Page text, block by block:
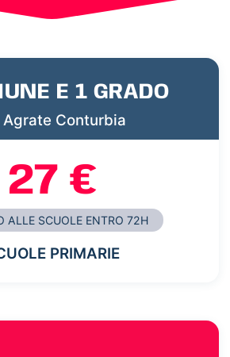
E 1 GRADO
Agrate Conturbia
27 €
ALLE SCUOLE ENTRO 72H
PRIMARIE